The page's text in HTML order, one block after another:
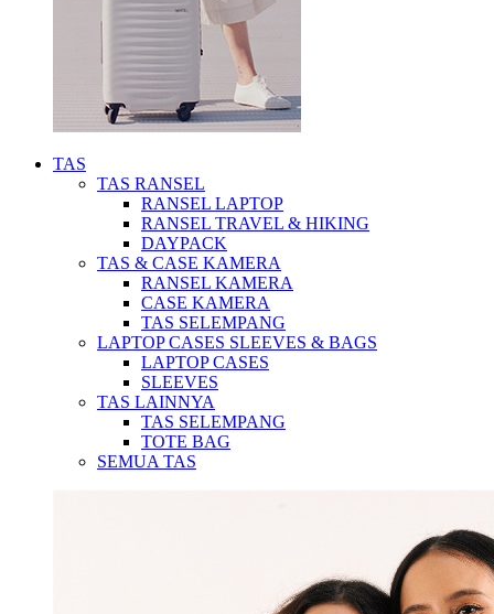
TAS
TAS RANSEL
RANSEL LAPTOP
RANSEL TRAVEL & HIKING
DAYPACK
TAS & CASE KAMERA
RANSEL KAMERA
CASE KAMERA
TAS SELEMPANG
LAPTOP CASES SLEEVES & BAGS
LAPTOP CASES
SLEEVES
TAS LAINNYA
TAS SELEMPANG
TOTE BAG
SEMUA TAS